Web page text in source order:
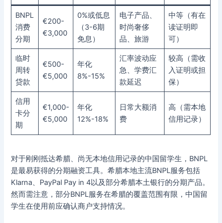
BNPL
消费
分期
€200-
€3,000
0%或低息
（3-6期
免息）
电子产品、
时尚奢侈
品、旅游
中等（有在
读证明即
可）
临时
周转
贷款
€500-
€5,000
年化
8%-15%
汇率波动应
急、学费汇
款延迟
较高（需收
入证明或担
保）
信用
卡分
期
€1,000-
€5,000
年化
12%-18%
日常大额消
费
高（需本地
信用记录）
对于刚刚抵达希腊、尚无本地信用记录的中国留学生，BNPL
是最易获得的分期融资工具。希腊本地主流BNPL服务包括
Klarna、PayPal Pay in 4以及部分希腊本土银行的分期产品。
然而需注意，部分BNPL服务在希腊的覆盖范围有限，中国留
学生在使用前应确认商户支持情况。